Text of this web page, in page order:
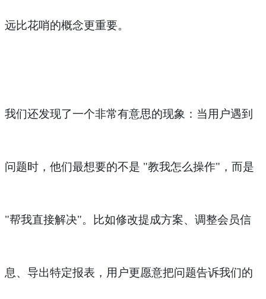
远比花哨的概念更重要。
我们还发现了一个非常有意思的现象：当用户遇到
问题时，他们最想要的不是 "教我怎么操作"，而是
"帮我直接解决"。比如修改提成方案、调整会员信
息、导出特定报表，用户更愿意把问题告诉我们的